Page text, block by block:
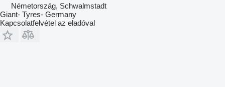
Németország, Schwalmstadt
Giant- Tyres- Germany
Kapcsolatfelvétel az eladóval